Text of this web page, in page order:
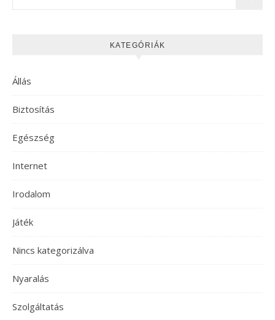
KATEGÓRIÁK
Állás
Biztosítás
Egészség
Internet
Irodalom
Játék
Nincs kategorizálva
Nyaralás
Szolgáltatás